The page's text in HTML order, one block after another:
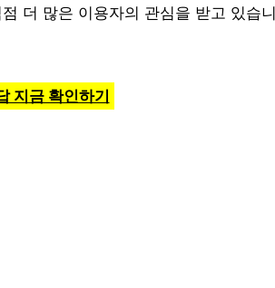
더 많은 이용자의 관심을 받고 있습니
지금 확인하기